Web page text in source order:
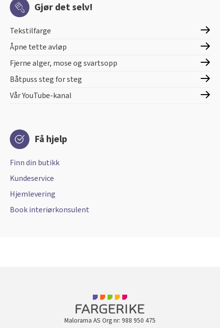
Gjør det selv!
Tekstilfarge
Åpne tette avløp
Fjerne alger, mose og svartsopp
Båtpuss steg for steg
Vår YouTube-kanal
Få hjelp
Finn din butikk
Kundeservice
Hjemlevering
Book interiørkonsulent
Malorama AS Org nr: 988 950 475